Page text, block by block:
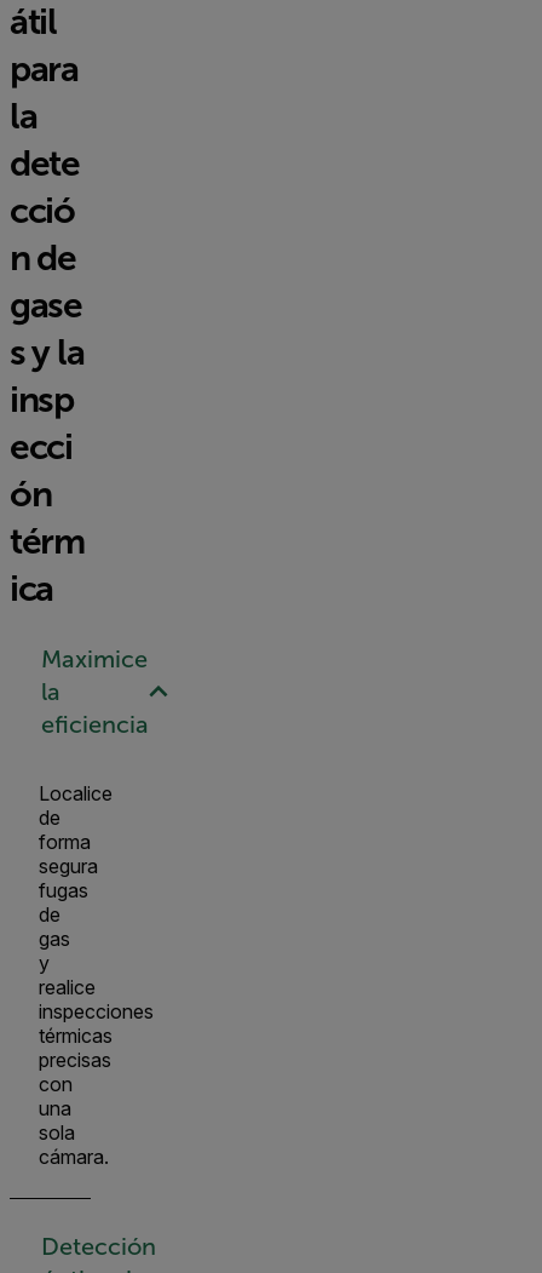
átil
para
la
dete
cció
n de
gase
s y la
insp
ecci
ón
térm
ica
Maximice
la
eficiencia
Localice
de
forma
segura
fugas
de
gas
y
realice
inspecciones
térmicas
precisas
con
una
sola
cámara.
Detección